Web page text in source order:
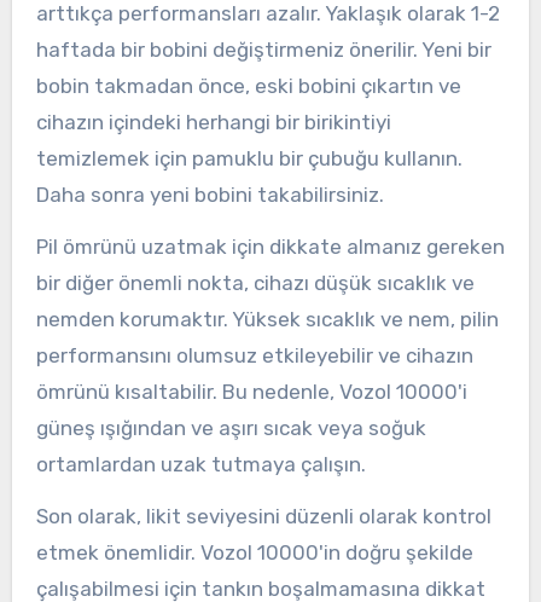
arttıkça performansları azalır. Yaklaşık olarak 1-2
haftada bir bobini değiştirmeniz önerilir. Yeni bir
bobin takmadan önce, eski bobini çıkartın ve
cihazın içindeki herhangi bir birikintiyi
temizlemek için pamuklu bir çubuğu kullanın.
Daha sonra yeni bobini takabilirsiniz.
Pil ömrünü uzatmak için dikkate almanız gereken
bir diğer önemli nokta, cihazı düşük sıcaklık ve
nemden korumaktır. Yüksek sıcaklık ve nem, pilin
performansını olumsuz etkileyebilir ve cihazın
ömrünü kısaltabilir. Bu nedenle, Vozol 10000'i
güneş ışığından ve aşırı sıcak veya soğuk
ortamlardan uzak tutmaya çalışın.
Son olarak, likit seviyesini düzenli olarak kontrol
etmek önemlidir. Vozol 10000'in doğru şekilde
çalışabilmesi için tankın boşalmamasına dikkat